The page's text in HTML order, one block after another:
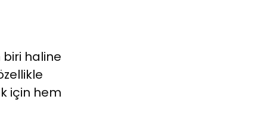
haline
için hem